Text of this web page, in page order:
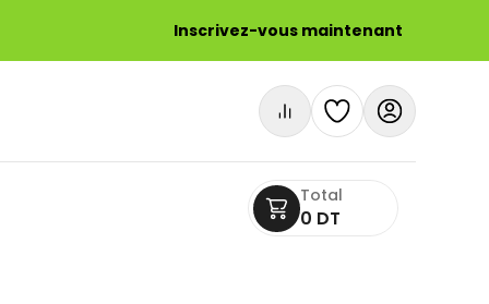
Inscrivez-vous maintenant
Total
0 DT